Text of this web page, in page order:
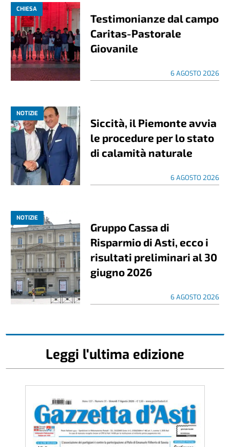
CHIESA
Testimonianze dal campo
Caritas-Pastorale
Giovanile
6 AGOSTO 2026
NOTIZIE
Siccità, il Piemonte avvia
le procedure per lo stato
di calamità naturale
6 AGOSTO 2026
NOTIZIE
Gruppo Cassa di
Risparmio di Asti, ecco i
risultati preliminari al 30
giugno 2026
6 AGOSTO 2026
Leggi l'ultima edizione